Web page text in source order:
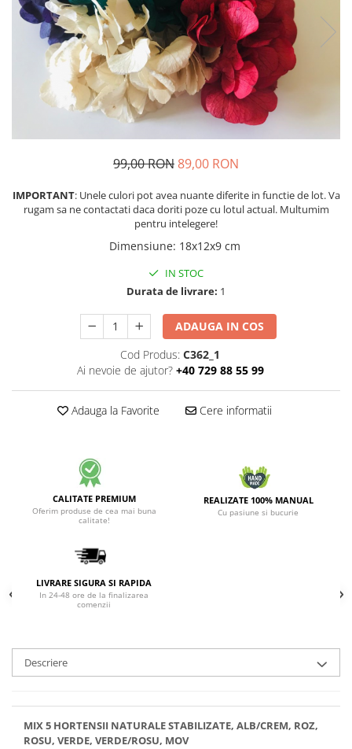
99,00 RON89,00 RON
IMPORTANT: Unele culori pot avea nuante diferite in functie de lot. Va
rugam sa ne contactati daca doriti poze cu lotul actual. Multumim
pentru intelegere!
Dimensiune: 18x12x9 cm
IN STOC
Durata de livrare: 1
ADAUGA IN COS
Cod Produs: C362_1
Ai nevoie de ajutor? +40 729 88 55 99
Adauga la Favorite Cere informatii
CALITATE PREMIUM
Oferim produse de cea mai buna
calitate!
REALIZATE 100% MANUAL
Cu pasiune si bucurie
LIVRARE SIGURA SI RAPIDA
In 24-48 ore de la finalizarea
comenzii
Descriere
MIX 5 HORTENSII NATURALE STABILIZATE, ALB/CREM, ROZ,
ROSU, VERDE, VERDE/ROSU, MOV